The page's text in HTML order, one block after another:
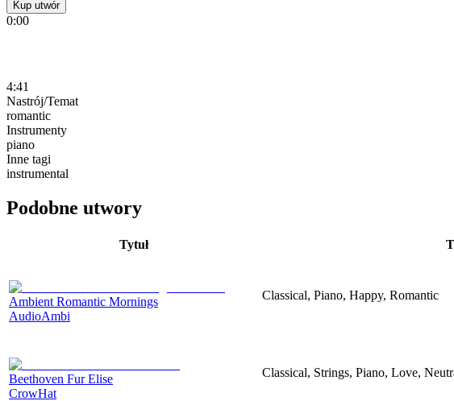
Kup utwór
0:00
4:41
Nastrój/Temat
romantic
Instrumenty
piano
Inne tagi
instrumental
Podobne utwory
Tytuł
Ambient Romantic Mornings
AudioAmbi
Classical, Piano, Happy, Romantic
Beethoven Fur Elise
CrowHat
Classical, Strings, Piano, Love,